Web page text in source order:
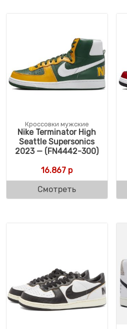
Кроссовки мужские
Nike Terminator High
Seattle Supersonics
2023 — (FN4442-300)
16.867 р
Смотреть